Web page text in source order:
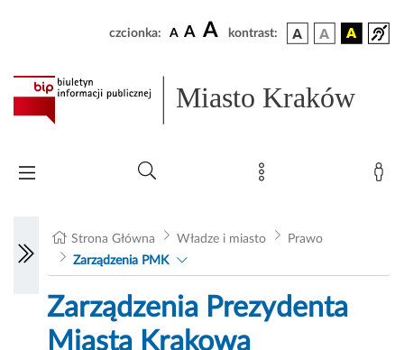
czcionka: A A A kontrast:
Miasto Kraków
Strona Główna Władze i miasto
Prawo
Zarządzenia PMK
Zarządzenia Prezydenta
Miasta Krakowa